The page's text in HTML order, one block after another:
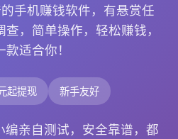
手机赚钱软件，有悬赏任
，简单操作，轻松赚钱，
款适合你！
起提现 新手友好
编亲自测试，安全靠谱，都